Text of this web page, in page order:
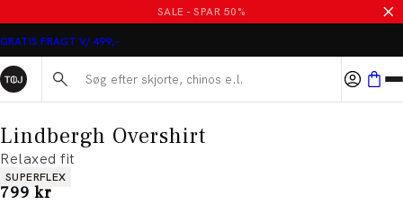
SALE - SPAR 50%
GRATIS FRAGT V/ 499,-
Søg her...
Lindbergh Overshirt
Relaxed fit
Produkt egenskaber
SUPERFLEX
I alt (inkl. rabat)
799 kr